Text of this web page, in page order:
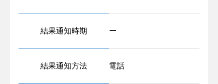
結果通知時期 ー
結果通知方法 電話